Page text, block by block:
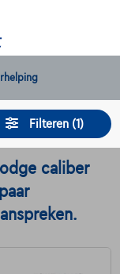
Filteren (1)
caliber